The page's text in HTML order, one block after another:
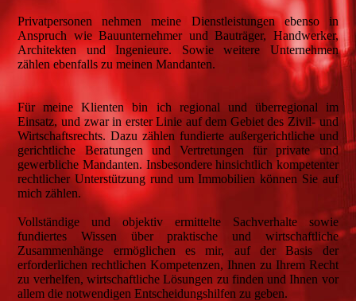
Privatpersonen nehmen meine Dienstleistungen ebenso in
Anspruch wie Bauunternehmer und Bauträger, Handwerker,
Architekten und Ingenieure. Sowie weitere Unternehmen
zählen ebenfalls zu meinen Mandanten.
Für meine Klienten bin ich regional und überregional im
Einsatz, und zwar in erster Linie auf dem Gebiet des Zivil- und
Wirtschaftsrechts. Dazu zählen fundierte außergerichtliche und
gerichtliche Beratungen und Vertretungen für private und
gewerbliche Mandanten. Insbesondere hinsichtlich kompetenter
rechtlicher Unterstützung rund um Immobilien können Sie auf
mich zählen.
Vollständige und objektiv ermittelte Sachverhalte sowie
fundiertes Wissen über praktische und wirtschaftliche
Zusammenhänge ermöglichen es mir, auf der Basis der
erforderlichen rechtlichen Kompetenzen, Ihnen zu Ihrem Recht
zu verhelfen, wirtschaftliche Lösungen zu finden und Ihnen vor
allem die notwendigen Entscheidungshilfen zu geben.